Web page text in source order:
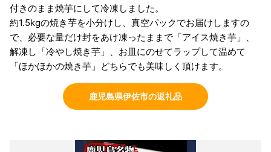
付きのまま焼芋にして冷凍しました。
約1.5kgの焼き芋を小分けし、真空パックでお届けしますの
で、必要な量だけ封をあけ凍ったままで「アイス焼き芋」、
解凍し「冷やし焼き芋」、お皿にのせてラップして温めて
「ほかほかの焼き芋」どちらでも美味しく頂けます。
鹿児島県伊佐市の返礼品